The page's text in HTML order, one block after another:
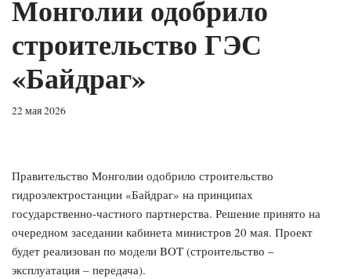
Монголии одобрило
строительство ГЭС
«Байдраг»
22 мая 2026
Правительство Монголии одобрило строительство
гидроэлектростанции «Байдраг» на принципах
государственно-частного партнерства. Решение принято на
очередном заседании кабинета министров 20 мая. Проект
будет реализован по модели BOT (строительство –
эксплуатация – передача).